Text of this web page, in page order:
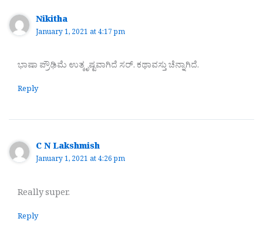
Nikitha
January 1, 2021 at 4:17 pm
ಭಾಷಾ ಪ್ರೌಢಿಮೆ ಉತ್ಕೃಷ್ಟವಾಗಿದೆ ಸರ್. ಕಥಾವಸ್ತು ಚೆನ್ನಾಗಿದೆ.
Reply
C N Lakshmish
January 1, 2021 at 4:26 pm
Really super.
Reply